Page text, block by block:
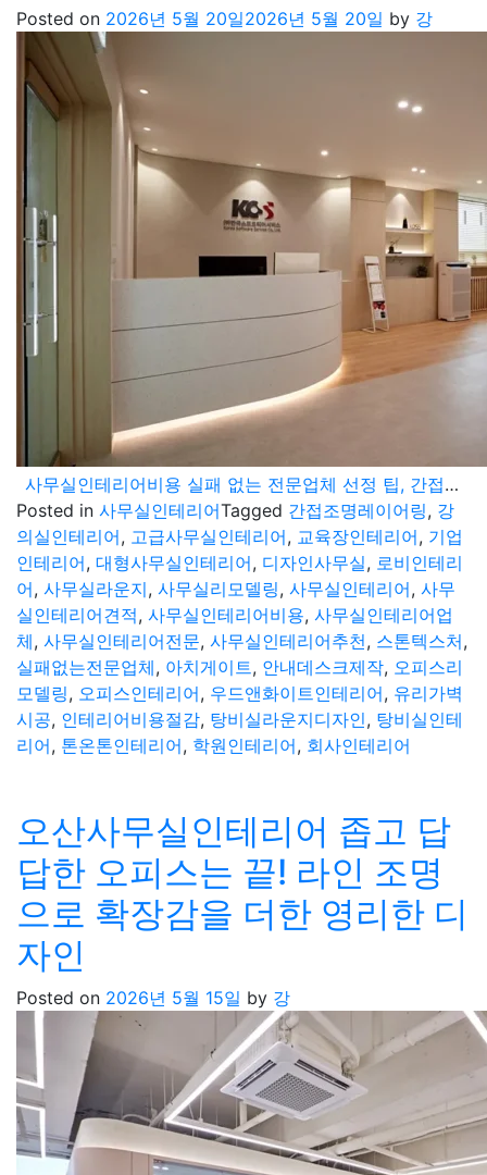
Posted on 2026년 5월 20일2026년 5월 20일 by 강
사무실인테리어비용 실패 없는 전문업체 선정 팁, 간접조명 레이어링과 탕비실 라운지 디자인
Posted in 사무실인테리어Tagged 간접조명레이어링, 강
의실인테리어, 고급사무실인테리어, 교육장인테리어, 기업
인테리어, 대형사무실인테리어, 디자인사무실, 로비인테리
어, 사무실라운지, 사무실리모델링, 사무실인테리어, 사무
실인테리어견적, 사무실인테리어비용, 사무실인테리어업
체, 사무실인테리어전문, 사무실인테리어추천, 스톤텍스처,
실패없는전문업체, 아치게이트, 안내데스크제작, 오피스리
모델링, 오피스인테리어, 우드앤화이트인테리어, 유리가벽
시공, 인테리어비용절감, 탕비실라운지디자인, 탕비실인테
리어, 톤온톤인테리어, 학원인테리어, 회사인테리어
오산사무실인테리어 좁고 답
답한 오피스는 끝! 라인 조명
으로 확장감을 더한 영리한 디
자인
Posted on 2026년 5월 15일 by 강